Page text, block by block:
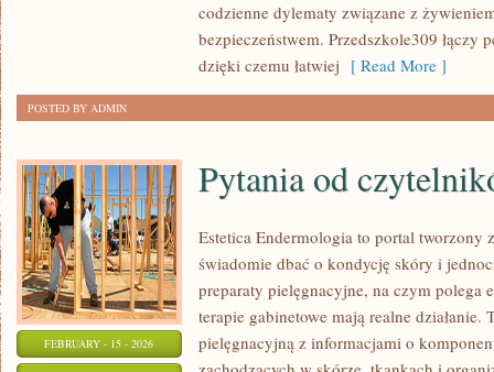
codzienne dylematy związane z
bezpieczeństwem. Przedszkole309 łączy
dzięki czemu łatwiej [ Read More ]
POSTED BY ADMIN
FEBRUARY - 15 - 2026
Pytania od
Estetica Endermologia to portal tworzony
świadomie dbać o kondycję skóry i
preparaty pielęgnacyjne, na czym polega
terapie gabinetowe mają realne działanie.
pielęgnacyjną z informacjami o